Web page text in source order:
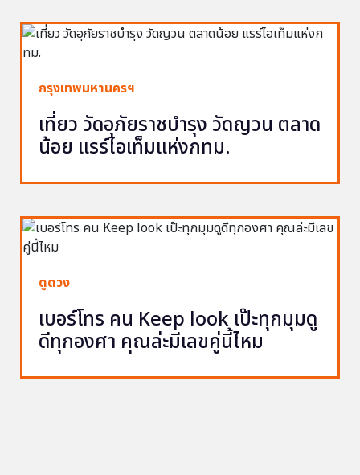
กรุงเทพมหานครฯ
เที่ยว วัดอุภัยราชบำรุง วัดญวน ตลาด
น้อย แรร์ไอเท็มแห่งกทม.
ดูดวง
เบอร์โทร คน Keep look เป๊ะทุกมุมดู
ดีทุกองศา คุณล่ะมีเลขคู่นี้ไหม